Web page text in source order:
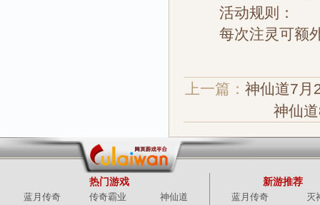
活动规则：
每次注灵可额外
上一篇： 神仙道7月
神仙
热门游戏
蓝月传奇 传奇霸业 神仙道
新游推荐
蓝月传奇
灭